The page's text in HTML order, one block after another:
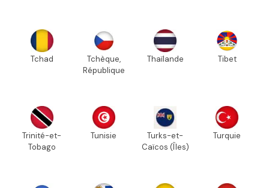
Tchad
Tchèque,
République
Thaïlande Tibet
Trinité-et-
Tobago
Tunisie
Turks-et-
Caïcos (Îles)
Turquie